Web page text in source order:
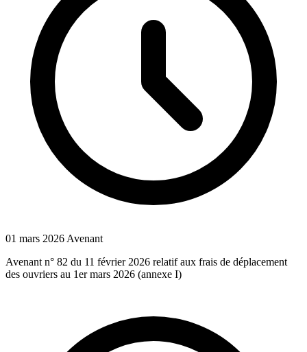
01 mars 2026 Avenant
Avenant n° 82 du 11 février 2026 relatif aux frais de déplacement
des ouvriers au 1er mars 2026 (annexe I)